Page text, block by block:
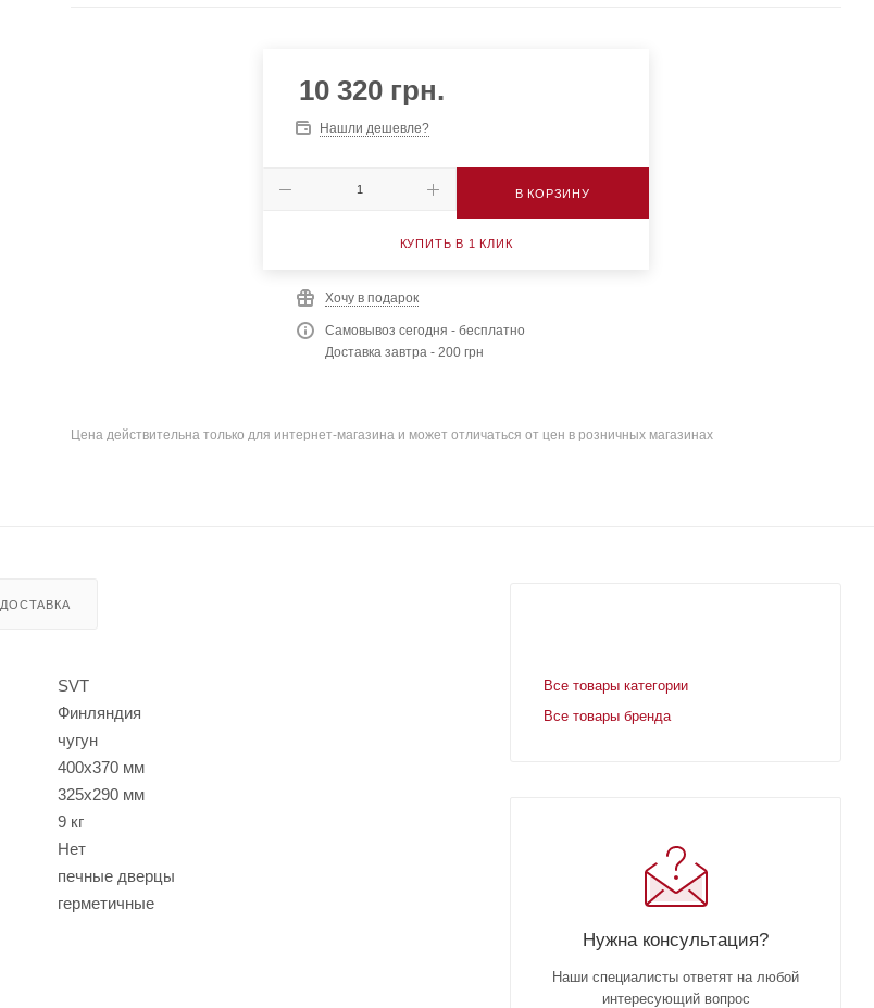
10 320 грн.
Нашли дешевле?
В КОРЗИНУ
КУПИТЬ В 1 КЛИК
Хочу в подарок
Самовывоз сегодня - бесплатно
Доставка завтра - 200 грн
Цена действительна только для интернет-магазина и может отличаться от цен в розничных магазинах
ДОСТАВКА
SVT
Финляндия
чугун
400x370 мм
325x290 мм
9 кг
Нет
печные дверцы
герметичные
Все товары категории
Все товары бренда
Нужна консультация?
Наши специалисты ответят на любой
интересующий вопрос